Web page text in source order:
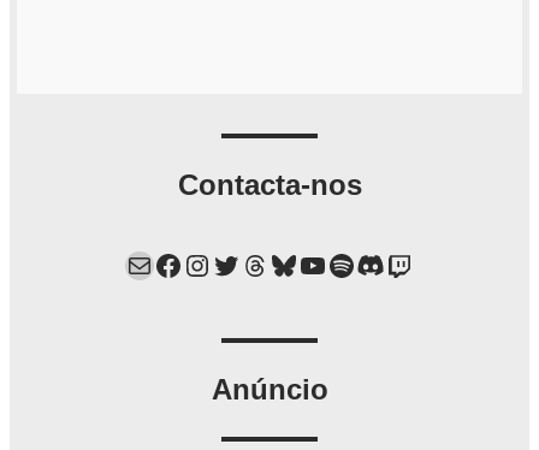
Contacta-nos
Mail Facebook Instagram Twitter Threads Bluesky YouTube Spotify Discord Twitch
Anúncio